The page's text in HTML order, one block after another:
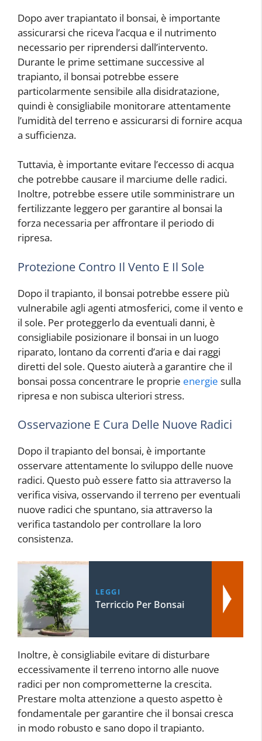
Dopo aver trapiantato il bonsai, è importante
assicurarsi che riceva l’acqua e il nutrimento
necessario per riprendersi dall’intervento.
Durante le prime settimane successive al
trapianto, il bonsai potrebbe essere
particolarmente sensibile alla disidratazione,
quindi è consigliabile monitorare attentamente
l’umidità del terreno e assicurarsi di fornire acqua
a sufficienza.
Tuttavia, è importante evitare l’eccesso di acqua
che potrebbe causare il marciume delle radici.
Inoltre, potrebbe essere utile somministrare un
fertilizzante leggero per garantire al bonsai la
forza necessaria per affrontare il periodo di
ripresa.
Protezione Contro Il Vento E Il Sole
Dopo il trapianto, il bonsai potrebbe essere più
vulnerabile agli agenti atmosferici, come il vento e
il sole. Per proteggerlo da eventuali danni, è
consigliabile posizionare il bonsai in un luogo
riparato, lontano da correnti d’aria e dai raggi
diretti del sole. Questo aiuterà a garantire che il
bonsai possa concentrare le proprie energie sulla
ripresa e non subisca ulteriori stress.
Osservazione E Cura Delle Nuove Radici
Dopo il trapianto del bonsai, è importante
osservare attentamente lo sviluppo delle nuove
radici. Questo può essere fatto sia attraverso la
verifica visiva, osservando il terreno per eventuali
nuove radici che spuntano, sia attraverso la
verifica tastandolo per controllare la loro
consistenza.
LEGGI
Terriccio Per Bonsai
Inoltre, è consigliabile evitare di disturbare
eccessivamente il terreno intorno alle nuove
radici per non comprometterne la crescita.
Prestare molta attenzione a questo aspetto è
fondamentale per garantire che il bonsai cresca
in modo robusto e sano dopo il trapianto.